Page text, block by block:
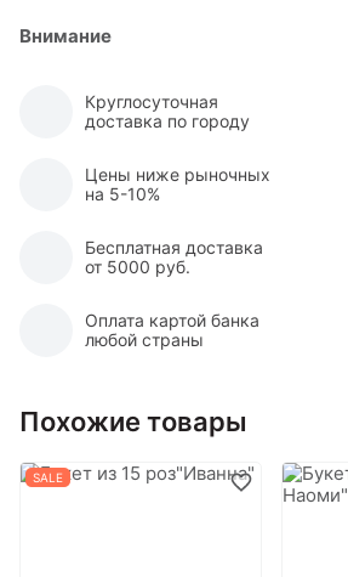
Внимание
Круглосуточная
доставка по городу
Цены ниже рыночных
на 5-10%
Бесплатная доставка
от 5000 руб.
Оплата картой банка
любой страны
Похожие товары
SALE